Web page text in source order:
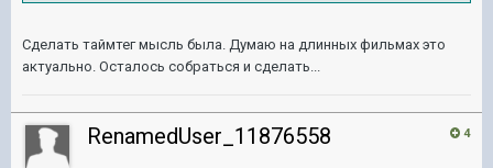
Сделать таймтег мысль была. Думаю на длинных фильмах это
актуально. Осталось собраться и сделать...
4
RenamedUser_11876558